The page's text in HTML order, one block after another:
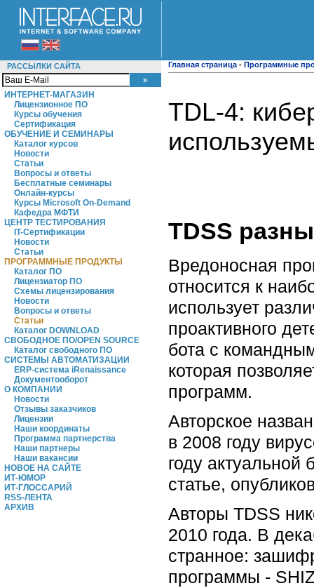
РАССЫЛКИ САЙТА
ИНТЕРНЕТ-МАГАЗИН
Лицензионное ПО
Курсы обучения
Сертификация
ОБУЧЕНИЕ И СЕМИНАРЫ
Каталог курсов
Новости
Статьи
Вопросы и ответы
Бесплатные семинары
Онлайн-курсы
Курсы Microsoft On-Demand
Кафедра МФТИ
ЦЕНТР ТЕСТИРОВАНИЯ
IT-Сертификации
Новости
Статьи
ПРОГРАММНЫЕ ПРОДУКТЫ
Каталог ПО
Лицензиатор ПО
Схемы лицензирования
Новости
Вопросы и ответы
Статьи
Каталог DOWNLOAD
СВОБОДНОЕ ПО/OPEN SOURCE
Каталог свободного ПО
СИСТЕМЫ АВТОМАТИЗАЦИИ
ERP-система iRenaissance
Документооборот
О КОМПАНИИ
Новости
Отзывы заказчиков
Лицензии
Наши координаты
Программа партнерства
Наши партнеры
Наши вакансии
НОВОЕ НА САЙТЕ
ИТ-ЮМОР
ИТ-ГЛОССАРИЙ
RSS-ЛЕНТА
АРХИВ
Главная страница - Программные
TDL-4:
TDSS
Вредоносная
относится к
использует
проактивного
бота с
которая
программ.
Авторское
в 2008 году
году
статье,
Авторы TDSS
2010 года. В
странное:
программы -